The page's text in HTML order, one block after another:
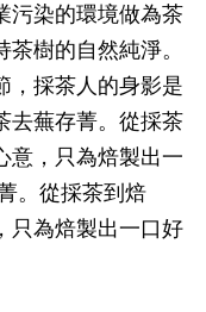
污染的環境做為茶
樹的自然純淨。
，採茶人的身影是
去蕪存菁。從採茶
意，只為焙製出一
。從採茶到焙
只為焙製出一口好